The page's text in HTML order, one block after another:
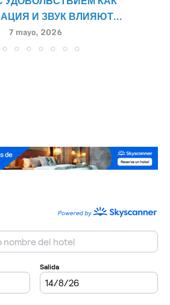
И ЗВУК ВЛИЯЮТ...
7 mayo, 2026